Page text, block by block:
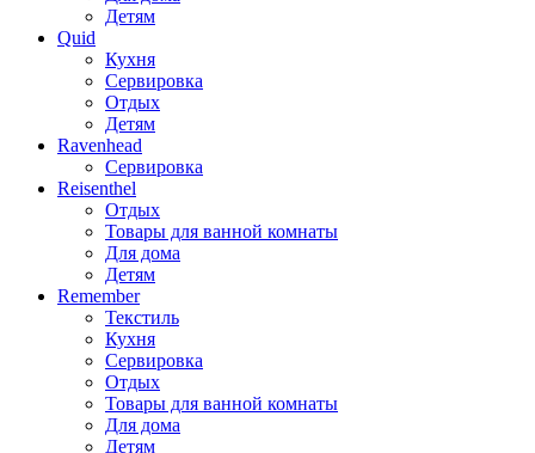
Детям
Quid
Кухня
Сервировка
Отдых
Детям
Ravenhead
Сервировка
Reisenthel
Отдых
Товары для ванной комнаты
Для дома
Детям
Remember
Текстиль
Кухня
Сервировка
Отдых
Товары для ванной комнаты
Для дома
Детям